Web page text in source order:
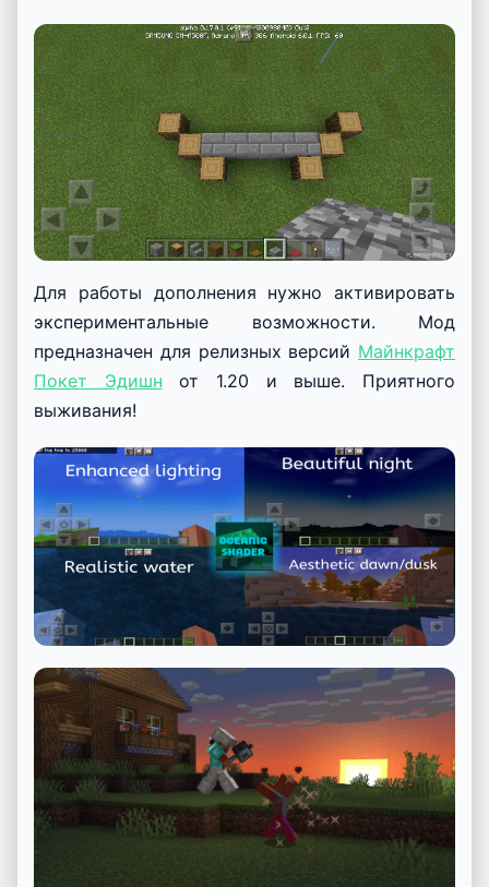
Для работы дополнения нужно активировать
экспериментальные возможности. Мод
предназначен для релизных версий Майнкрафт
Покет Эдишн от 1.20 и выше. Приятного
выживания!